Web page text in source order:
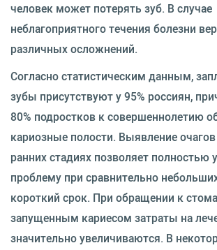
человек может потерять зуб. В случае
неблагоприятного течения болезни
различных осложнений.
Согласно статистическим данным,
зубы присутствуют у 95% россиян,
80% подростков к совершеннолетию
кариозные полости. Выявление очагов
ранних стадиях позволяет полностью
проблему при сравнительно
короткий срок. При обращении к
запущенным кариесом затраты на
значительно увеличиваются. В